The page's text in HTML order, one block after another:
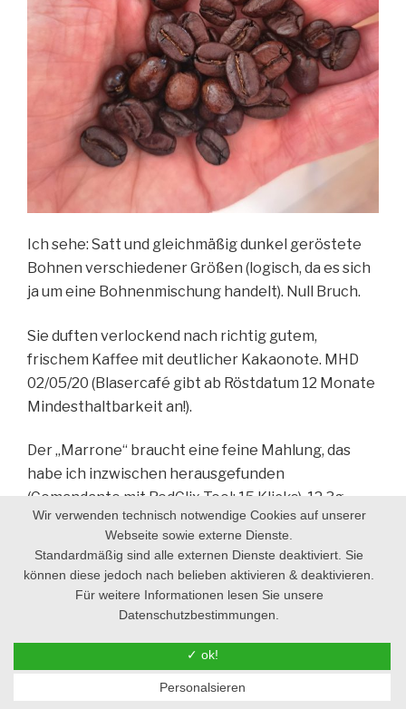
Ich sehe: Satt und gleichmäßig dunkel geröstete
Bohnen verschiedener Größen (logisch, da es sich
ja um eine Bohnenmischung handelt). Null Bruch.
Sie duften verlockend nach richtig gutem,
frischem Kaffee mit deutlicher Kakaonote. MHD
02/05/20 (Blasercafé gibt ab Röstdatum 12 Monate
Mindesthaltbarkeit an!).
Der „Marrone“ braucht eine feine Mahlung, das
habe ich inzwischen herausgefunden
(Comandante mit RedClix-Tool: 15 Klicks). 12,3g
Bohnen.Und er mag es nicht zu heiß. Auf meinem
BG-Thermometer (damit habe ich die
Temperaturstreifen ersetzt!) passe ich 82ºC ab,
das dűrften ca. 10º mehr an tatsächlicher
Brűhtemperatur sein: 92ºC, wie von Blasercafé
empfohlen. Präinfusion 15 Sek., Bezugszeit 20 Sek.
Bei so feiner Mahlung habe ich zu Beginn einiges
Wir verwenden technisch notwendige Cookies auf unserer
Webseite sowie externe Dienste.
Standardmäßig sind alle externen Dienste deaktiviert. Sie
können diese jedoch nach belieben aktivieren & deaktivieren.
Für weitere Informationen lesen Sie unsere
Datenschutzbestimmungen.
✓ ok!
Personalsieren